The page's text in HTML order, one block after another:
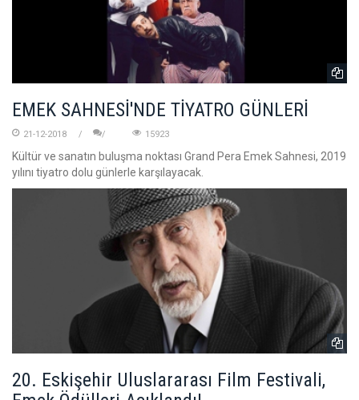
EMEK SAHNESİ'NDE TİYATRO GÜNLERİ
21-12-2018 15923
Kültür ve sanatın buluşma noktası Grand Pera Emek Sahnesi, 2019
yılını tiyatro dolu günlerle karşılayacak.
20. Eskişehir Uluslararası Film Festivali,